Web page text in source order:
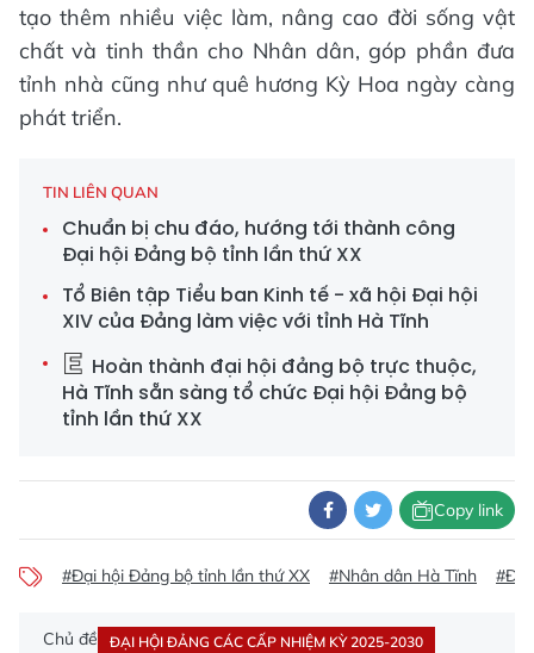
tạo thêm nhiều việc làm, nâng cao đời sống vật
chất và tinh thần cho Nhân dân, góp phần đưa
tỉnh nhà cũng như quê hương Kỳ Hoa ngày càng
phát triển.
TIN LIÊN QUAN
Chuẩn bị chu đáo, hướng tới thành công
Đại hội Đảng bộ tỉnh lần thứ XX
Tổ Biên tập Tiểu ban Kinh tế - xã hội Đại hội
XIV của Đảng làm việc với tỉnh Hà Tĩnh
Hoàn thành đại hội đảng bộ trực thuộc,
Hà Tĩnh sẵn sàng tổ chức Đại hội Đảng bộ
tỉnh lần thứ XX
Copy link
#Đại hội Đảng bộ tỉnh lần thứ XX #Nhân dân Hà Tĩnh #Đại
Chủ đề ĐẠI HỘI ĐẢNG CÁC CẤP NHIỆM KỲ 2025-2030